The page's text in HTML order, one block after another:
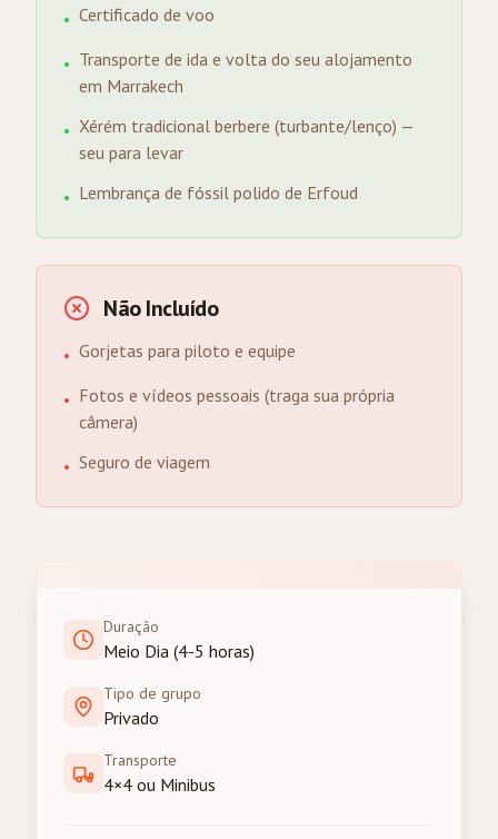
• Certificado de voo
• Transporte de ida e volta do seu alojamento
em Marrakech
• Xérém tradicional berbere (turbante/lenço) —
seu para levar
• Lembrança de fóssil polido de Erfoud
Não Incluído
• Gorjetas para piloto e equipe
• Fotos e vídeos pessoais (traga sua própria
câmera)
• Seguro de viagem
Duração
Meio Dia (4-5 horas)
Tipo de grupo
Privado
Transporte
4×4 ou Minibus